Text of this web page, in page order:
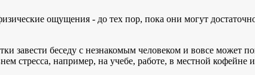
ощущения - до тех пор, пока они могут
беседу с незнакомым человеком и вовсе может
стресса, например, на учебе, работе, в местной кофейне